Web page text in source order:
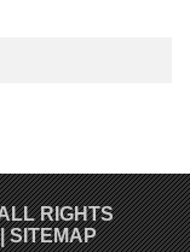
RIGHTS
SITEMAP